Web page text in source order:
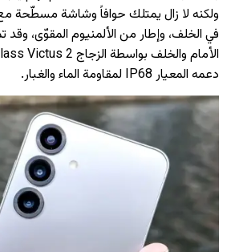
ولكنه لا زال يمتلك حوافاً وشاشة مسطّحة
في الخلف، وإطار من الألمنيوم المقوّى،
دعمه المعيار IP68 لمقاومة الماء والغبار.